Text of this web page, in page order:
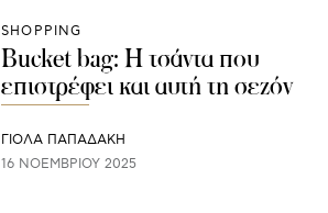
SHOPPING
Bucket bag: Η τσάντα που
επιστρέφει και αυτή τη σεζόν
ΓΙΌΛΑ ΠΑΠΑΔΆΚΗ
16 ΝΟΕΜΒΡΊΟΥ 2025